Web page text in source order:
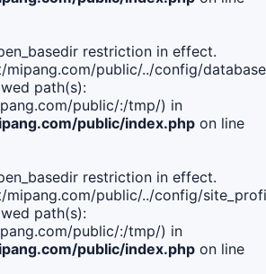
restriction in effect.
public/../config/
path(s):
public/:/tmp/) in
public/index.php on line
restriction in effect.
public/../config/
path(s):
public/:/tmp/) in
public/index.php on line